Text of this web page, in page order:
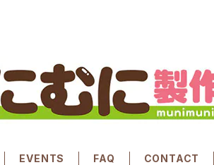
EVENTS FAQ CONTACT